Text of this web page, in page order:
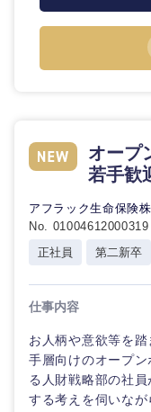
オープ
若手歓
アフラック生命保険
No. 01004612000319
正社員
第二新卒
仕事内容
お人柄や意欲等を
手層向けのオープ
る人財戦略部の社
する考えを伺いな